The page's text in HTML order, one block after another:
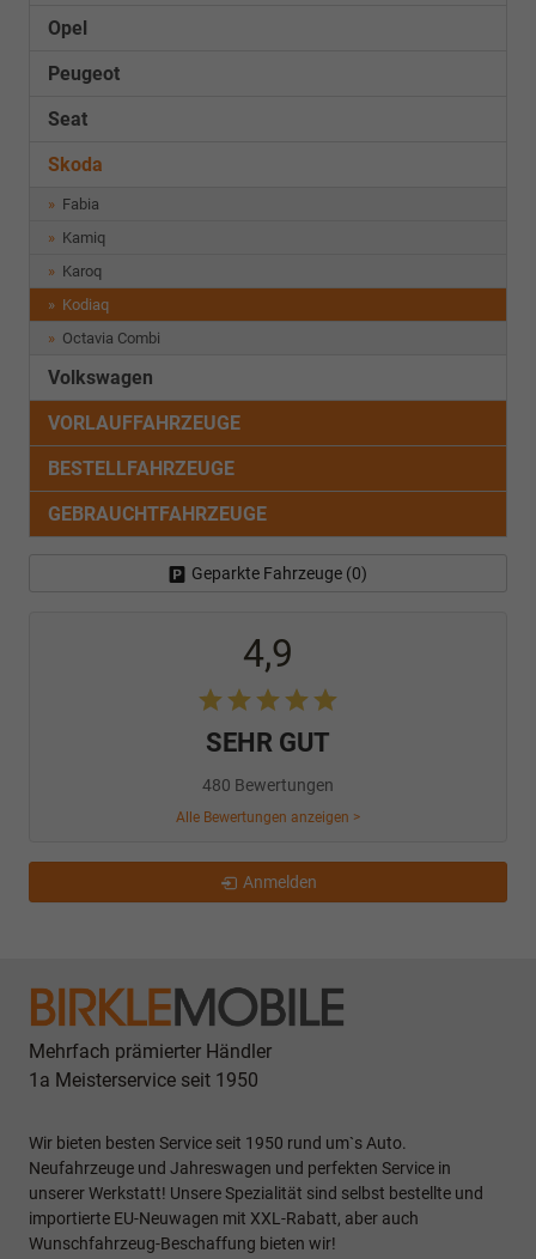
Opel
Peugeot
Seat
Skoda
Fabia
Kamiq
Karoq
Kodiaq
Octavia Combi
Volkswagen
VORLAUFFAHRZEUGE
BESTELLFAHRZEUGE
GEBRAUCHTFAHRZEUGE
Geparkte Fahrzeuge (0)
4,9
SEHR GUT
480 Bewertungen
Alle Bewertungen anzeigen >
Anmelden
Mehrfach prämierter Händler
1a Meisterservice seit 1950
Wir bieten besten Service seit 1950 rund um`s Auto.
Neufahrzeuge und Jahreswagen und perfekten Service in
unserer Werkstatt! Unsere Spezialität sind selbst bestellte und
importierte EU-Neuwagen mit XXL-Rabatt, aber auch
Wunschfahrzeug-Beschaffung bieten wir!